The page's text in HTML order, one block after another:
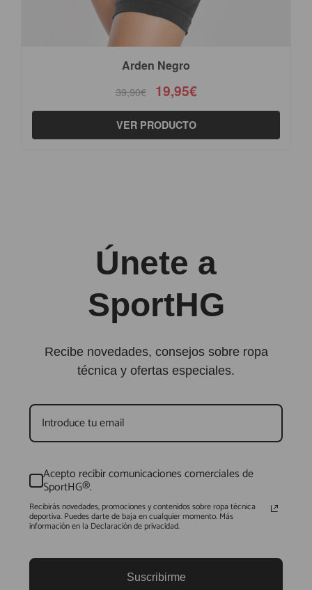
Arden Negro
39,90€ 19,95€
VER PRODUCTO
Únete a
SportHG
Recibe novedades, consejos sobre ropa
técnica y ofertas especiales.
Acepto recibir comunicaciones comerciales de
SportHG®.
Recibirás novedades, promociones y contenidos sobre ropa técnica
deportiva. Puedes darte de baja en cualquier momento. Más
información en la Declaración de privacidad.
Suscribirme